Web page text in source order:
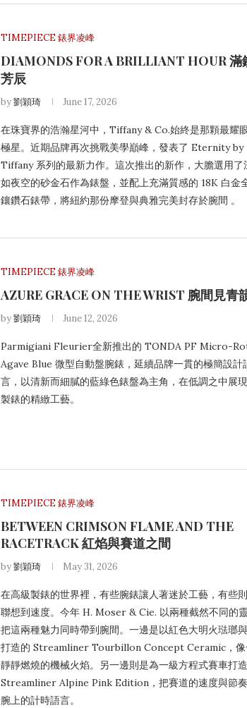
TIMEPIECE 錶界凌峰
DIAMONDS FOR A BRILLIANT HOUR 滿
芳辰
by劉穎琦 June 17, 2026
在珠寶界的浩瀚星河中，Tiffany & Co.始終是那顆最耀
極星。近期品牌再次挑戰美學巔峰，發表了 Eternity by
Tiffany 系列的最新力作。這次推出的新作，大膽選用了
如夜空的砂金石作為錶盤，並配上充滿質感的 18K 白金
鑲鑽石錶帶，將紐約那份摩登與典雅完美封存於腕間 。
TIMEPIECE 錶界凌峰
AZURE GRACE ON THE WRIST 腕間見青
by劉穎琦 June 12, 2026
Parmigiani Fleurier全新推出的 TONDA PF Micro-
Agave Blue 微型自動盤腕錶，延續品牌一貫的極簡設計
言，以清新而細膩的藍綠色錶盤為主角，在低調之中展
製錶的精緻工藝。
TIMEPIECE 錶界凌峰
BETWEEN CRIMSON FLAME AND THE
RACETRACK 紅焰與賽道之間
by劉穎琦 May 31, 2026
在高級製錶的世界裡，有些腕錶讓人著迷於工藝，有些
聯想到速度。今年 H. Moser & Cie. 以兩種截然不同的靈
把這兩種魅力同時帶到腕間。一邊是以紅色大明火琺瑯
打造的 Streamliner Tourbillon Concept Ceramic，像
靜靜燃燒的機械火焰。另一邊則是為一級方程式賽車打
Streamliner Alpine Pink Edition，把賽道的速度與節
腕上的計時語言。